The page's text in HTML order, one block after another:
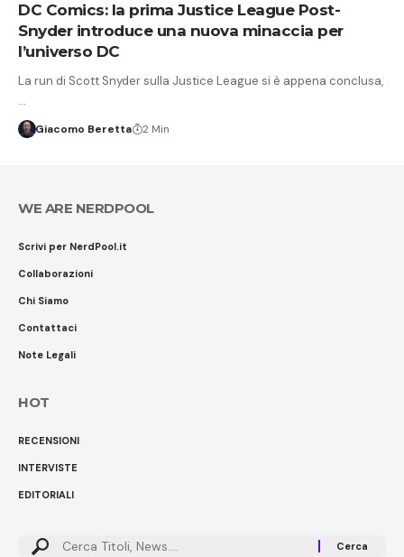
DC Comics: la prima Justice League Post-
Snyder introduce una nuova minaccia per
l’universo DC
La run di Scott Snyder sulla Justice League si è appena conclusa,
…
Giacomo Beretta 2 Min
WE ARE NERDPOOL
Scrivi per NerdPool.it
Collaborazioni
Chi Siamo
Contattaci
Note Legali
HOT
RECENSIONI
INTERVISTE
EDITORIALI
Cerca: